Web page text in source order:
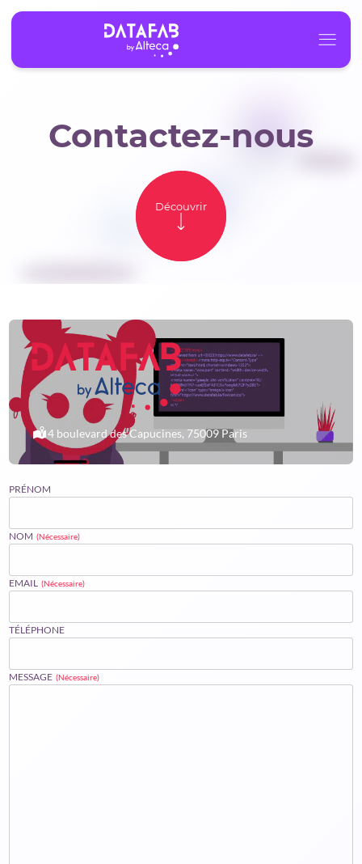
Alteca
Contact
Contactez-nous
Découvrir
4 boulevard des Capucines, 75009 Paris
PRÉNOM
NOM (Nécessaire)
EMAIL (Nécessaire)
TÉLÉPHONE
MESSAGE (Nécessaire)